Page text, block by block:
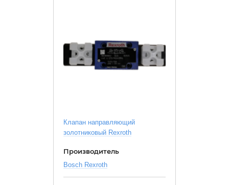
Клапан направляющий
золотниковый Rexroth
Производитель
Bosch Rexroth